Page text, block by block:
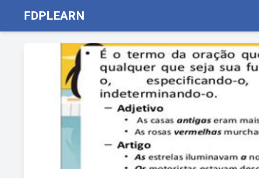
FDPLEARN